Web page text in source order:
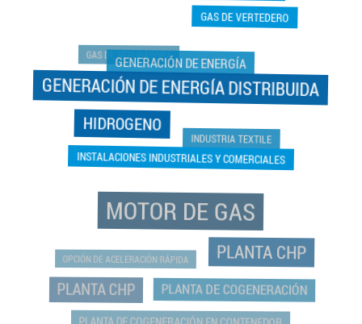
GAS DE DEPURADORA
GAS DE VERTEDERO
GENERACIÓN DE ENERGÍA
GENERACIÓN DE ENERGÍA DISTRIBUIDA
HIDROGENO
INDUSTRIA TEXTILE
INSTALACIONES INDUSTRIALES Y COMERCIALES
MOTOR DE GAS
OPCIÓN DE ACELERACIÓN RÁPIDA PLANTA CHP
PLANTA CHP PLANTA DE COGENERACIÓN